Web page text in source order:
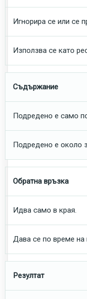
Игнорира се или се
Използва се като
Съдържание
Подредено е само
Подредено е около
Обратна връзка
Идва само в края.
Дава се по време на
Резултат